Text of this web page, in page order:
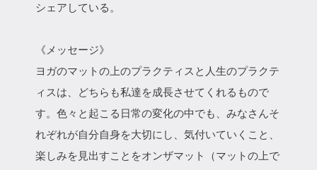
シェアしている。
《メッセージ》
ヨガのマットの上のプラクティスと人生のプラクテ
ィスは、どちらも私達を成長させてくれるもので
す。色々と起こる日常の変化の中でも、みなさんそ
れぞれが自分自身を大切にし、気付いていくこと、
楽しみを見出すことをオンザマット（マットの上で